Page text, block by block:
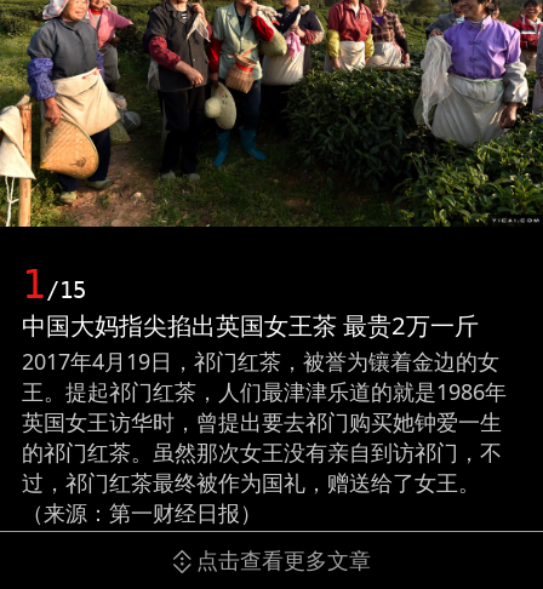
1/15
中国大妈指尖掐出英国女王茶 最贵2万一斤
2017年4月19日，祁门红茶，被誉为镶着金边的女
王。提起祁门红茶，人们最津津乐道的就是1986年
英国女王访华时，曾提出要去祁门购买她钟爱一生
的祁门红茶。虽然那次女王没有亲自到访祁门，不
过，祁门红茶最终被作为国礼，赠送给了女王。
（来源：第一财经日报）
点击查看更多文章